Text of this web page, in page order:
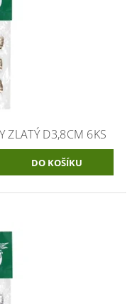
ZLATÝ D3,8CM 6KS